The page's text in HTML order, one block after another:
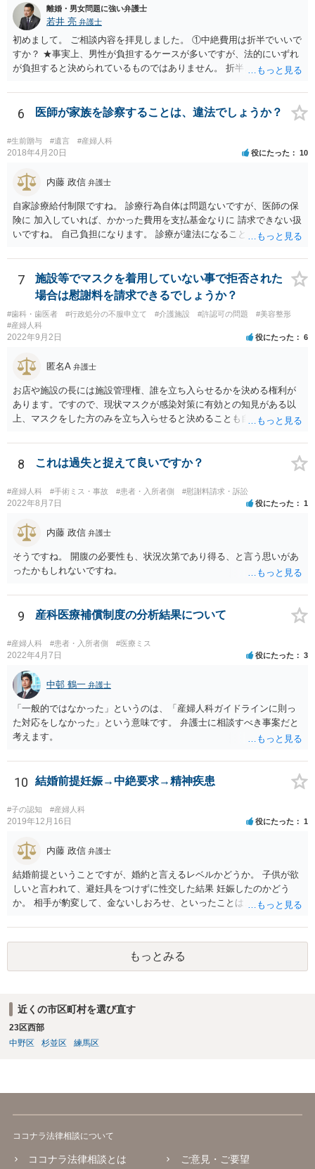
離婚・男女問題に強い弁護士
若井 亮 弁護士
初めまして。 ご相談内容を拝見しました。 ①中絶費用は折半でいいで
すか？ ★事実上、男性が負担するケースが多いですが、法的にいずれ
が負担すると決められているものではありません。 折半という考え方
否するそぶりもなかったので合意の上となるのか？ ★性行為について
の合意があることは特に問題にならないでしょう ③DNA鑑定をして事
実確認までしたほうがよいのか ★本当に妊娠をしており、こちらの子
であると主張するのであれば、DNA鑑定をするのも一つの選択肢にな
るかと思います ④慰謝料請求されるのか ★慰謝料請求の根拠はないで
け入れていると言えます。 当方行為が不法行為などに該当することは
ないかと思います。 相手方が揺さぶりをかけてくるようでしたら、代
理人を立てて、事実確認のほか対応の全てを任せてしまうというやり
方もあります。 妊娠をしたという話をベースにしたトラブルも多くあ
るところなので、もし相手方が脅し含みで請求をしてくるようであれ
6 医師が家族を診察することは、違法でしょうか？
#生前贈与 #遺言 #産婦人科
2018年4月20日 役にたった 10
内藤 政信 弁護士
自家診療給付制限ですね。 診療行為自体は問題ないですが、医師の保
険に 加入していれば、かかった費用を支払基金なりに 請求できない扱
いですね。 自己負担になります。 診療が違法になることはないです
7
施設等でマスクを着用していない事で拒否された
場合は慰謝料を請求できるでしょうか？
#歯科・歯医者 #行政処分の不服申立て #介護施設 #許認可の問題
#美容整形
#産婦人科
2022年9月2日 役にたった 6
匿名A 弁護士
お店や施設の長には施設管理権、誰を立ち入らせるかを決める権利が
あります。ですので、現状マスクが感染対策に有効との知見がある以
上、マスクをした方のみを立ち入らせると決めることも自由であり、
など公益的な側面のある業種ですと、公衆浴場法など各種業法で定め
られた理由以外での利用拒否は禁止されていますし、公の施設でもマ
スクなしだけでの利用拒否は問題となりえますが、民間のお店に対し
ては慰謝料の請求は認められないと考えられます。
8 これは過失と捉えて良いですか？
#産婦人科 #手術ミス・事故 #患者・入所者側 #慰謝料請求・訴訟
2022年8月7日 役にたった 1
内藤 政信 弁護士
そうですね。 開腹の必要性も、状況次第であり得る、と言う思いがあ
ったかもしれないですね。
9 産科医療補償制度の分析結果について
#産婦人科 #患者・入所者側 #医療ミス
2022年4月7日 役にたった 3
中邨 鶴一 弁護士
「一般的ではなかった」というのは、「産婦人科ガイドラインに則っ
た対応をしなかった」という意味です。 弁護士に相談すべき事案だと
考えます。
10 結婚前提妊娠→中絶要求→精神疾患
#子の認知 #産婦人科
2019年12月16日 役にたった 1
内藤 政信 弁護士
結婚前提ということですが、婚約と言えるレベルかどうか。 子供が欲
しいと言われて、避妊具をつけずに性交した結果 妊娠したのかどう
か。 相手が豹変して、金ないしおろせ、といったことは、不法 行為に
よるも のかどうか、説明付きの診断書が欲しいですね。 慰謝料請求
は、可能でしょう。
もっとみる
近くの市区町村を選び直す
23区西部
中野区
杉並区 練馬区
ココナラ法律相談について
ココナラ法律相談とは ご意見・ご要望